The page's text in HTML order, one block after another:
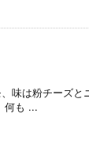
味は粉チーズと
何も ...